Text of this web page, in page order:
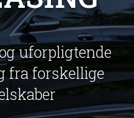
uforpligtende
fra forskellige